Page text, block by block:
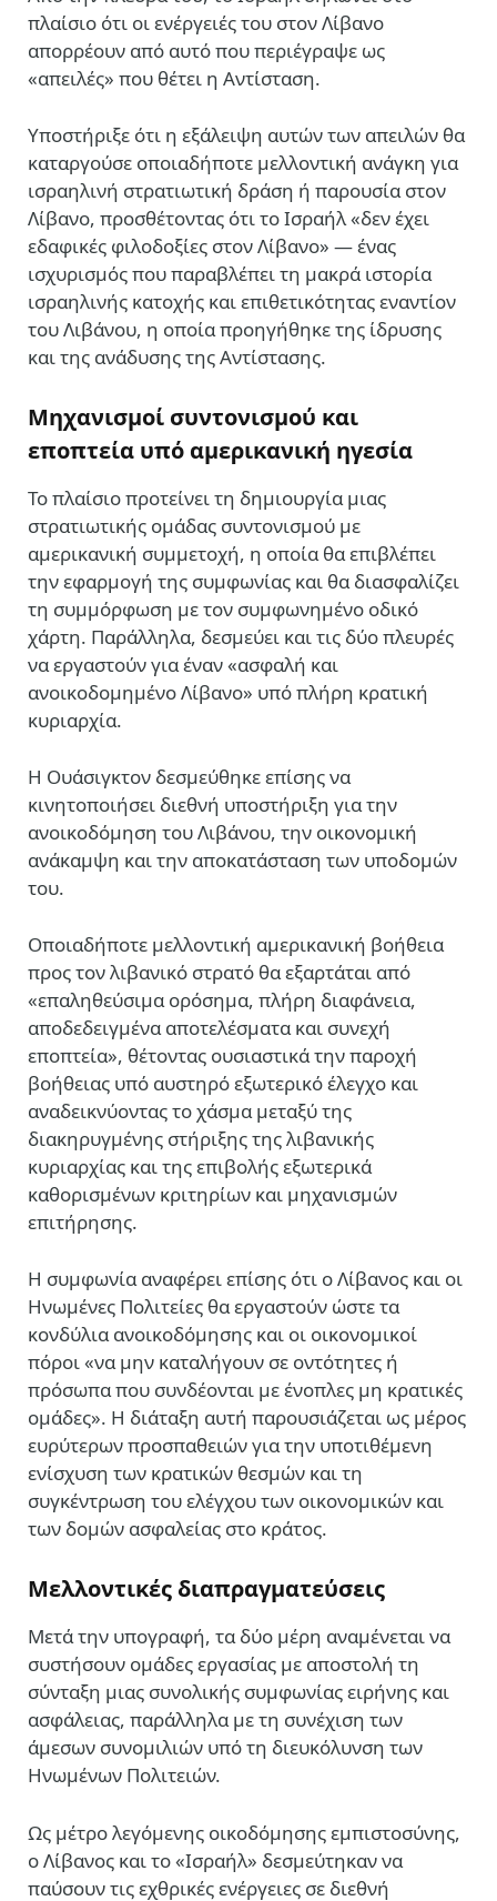
πλαίσιο ότι οι ενέργειές του στον Λίβανο
απορρέουν από αυτό που περιέγραψε ως
«απειλές» που θέτει η Αντίσταση.
Υποστήριξε ότι η εξάλειψη αυτών των απειλών θα
καταργούσε οποιαδήποτε μελλοντική ανάγκη για
ισραηλινή στρατιωτική δράση ή παρουσία στον
Λίβανο, προσθέτοντας ότι το Ισραήλ «δεν έχει
εδαφικές φιλοδοξίες στον Λίβανο» — ένας
ισχυρισμός που παραβλέπει τη μακρά ιστορία
ισραηλινής κατοχής και επιθετικότητας εναντίον
του Λιβάνου, η οποία προηγήθηκε της ίδρυσης
και της ανάδυσης της Αντίστασης.
Μηχανισμοί συντονισμού και
εποπτεία υπό αμερικανική ηγεσία
Το πλαίσιο προτείνει τη δημιουργία μιας
στρατιωτικής ομάδας συντονισμού με
αμερικανική συμμετοχή, η οποία θα επιβλέπει
την εφαρμογή της συμφωνίας και θα διασφαλίζει
τη συμμόρφωση με τον συμφωνημένο οδικό
χάρτη. Παράλληλα, δεσμεύει και τις δύο πλευρές
να εργαστούν για έναν «ασφαλή και
ανοικοδομημένο Λίβανο» υπό πλήρη κρατική
κυριαρχία.
Η Ουάσιγκτον δεσμεύθηκε επίσης να
κινητοποιήσει διεθνή υποστήριξη για την
ανοικοδόμηση του Λιβάνου, την οικονομική
ανάκαμψη και την αποκατάσταση των υποδομών
του.
Οποιαδήποτε μελλοντική αμερικανική βοήθεια
προς τον λιβανικό στρατό θα εξαρτάται από
«επαληθεύσιμα ορόσημα, πλήρη διαφάνεια,
αποδεδειγμένα αποτελέσματα και συνεχή
εποπτεία», θέτοντας ουσιαστικά την παροχή
βοήθειας υπό αυστηρό εξωτερικό έλεγχο και
αναδεικνύοντας το χάσμα μεταξύ της
διακηρυγμένης στήριξης της λιβανικής
κυριαρχίας και της επιβολής εξωτερικά
καθορισμένων κριτηρίων και μηχανισμών
επιτήρησης.
Η συμφωνία αναφέρει επίσης ότι ο Λίβανος και οι
Ηνωμένες Πολιτείες θα εργαστούν ώστε τα
κονδύλια ανοικοδόμησης και οι οικονομικοί
πόροι «να μην καταλήγουν σε οντότητες ή
πρόσωπα που συνδέονται με ένοπλες μη κρατικές
ομάδες». Η διάταξη αυτή παρουσιάζεται ως μέρος
ευρύτερων προσπαθειών για την υποτιθέμενη
ενίσχυση των κρατικών θεσμών και τη
συγκέντρωση του ελέγχου των οικονομικών και
των δομών ασφαλείας στο κράτος.
Μελλοντικές διαπραγματεύσεις
Μετά την υπογραφή, τα δύο μέρη αναμένεται να
συστήσουν ομάδες εργασίας με αποστολή τη
σύνταξη μιας συνολικής συμφωνίας ειρήνης και
ασφάλειας, παράλληλα με τη συνέχιση των
άμεσων συνομιλιών υπό τη διευκόλυνση των
Ηνωμένων Πολιτειών.
Ως μέτρο λεγόμενης οικοδόμησης εμπιστοσύνης,
ο Λίβανος και το «Ισραήλ» δεσμεύτηκαν να
παύσουν τις εχθρικές ενέργειες σε διεθνή